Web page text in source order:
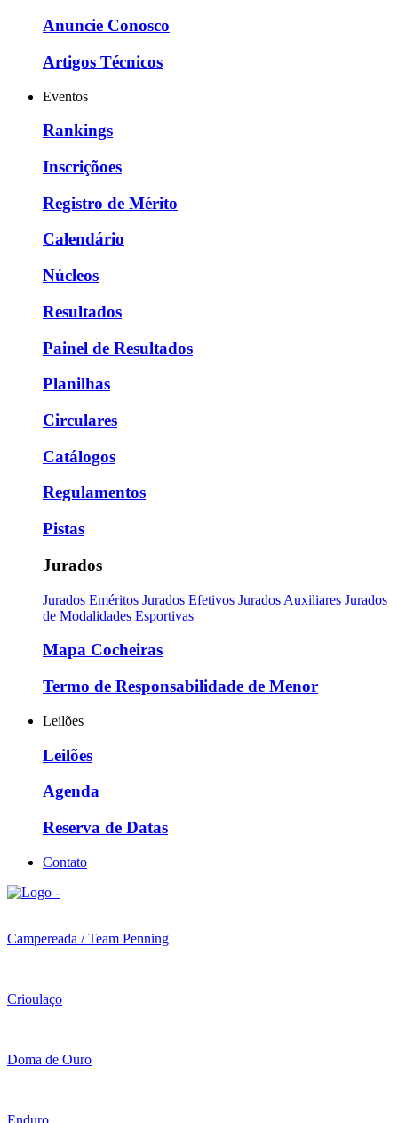
Anuncie Conosco
Artigos Técnicos
Eventos
Rankings
Inscriçõoes
Registro de Mérito
Calendário
Núcleos
Resultados
Painel de Resultados
Planilhas
Circulares
Catálogos
Regulamentos
Pistas
Jurados
Jurados Eméritos Jurados Efetivos Jurados Auxiliares Jurados
de Modalidades Esportivas
Mapa Cocheiras
Termo de Responsabilidade de Menor
Leilões
Leilões
Agenda
Reserva de Datas
Contato
Campereada / Team Penning
Crioulaço
Doma de Ouro
Enduro